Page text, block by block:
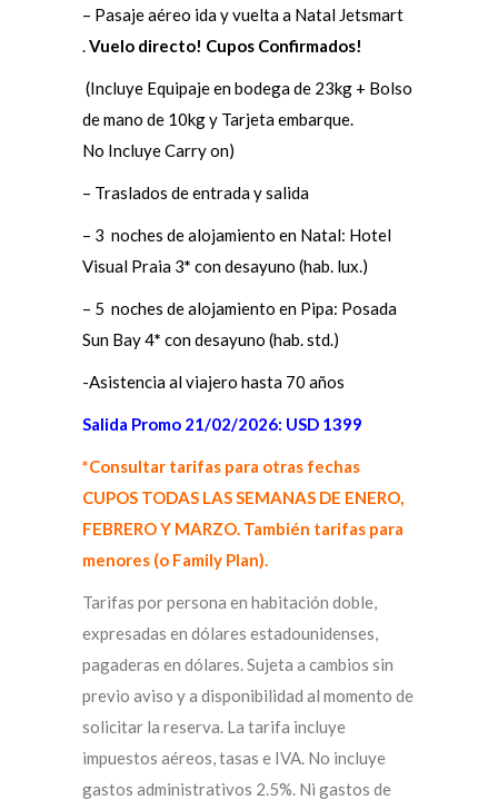
– Pasaje aéreo ida y vuelta a Natal Jetsmart
.Vuelo directo! Cupos Confirmados!
(Incluye Equipaje en bodega de 23kg + Bolso
de mano de 10kg y Tarjeta embarque.
No Incluye Carry on)
– Traslados de entrada y salida
– 3 noches de alojamiento en Natal: Hotel
Visual Praia 3* con desayuno (hab. lux.)
– 5 noches de alojamiento en Pipa: Posada
Sun Bay 4* con desayuno (hab. std.)
-Asistencia al viajero hasta 70 años
Salida Promo 21/02/2026: USD 1399
*Consultar tarifas para otras fechas
CUPOS TODAS LAS SEMANAS DE ENERO,
FEBRERO Y MARZO. También tarifas para
menores (o Family Plan).
Tarifas por persona en habitación doble,
expresadas en dólares estadounidenses,
pagaderas en dólares. Sujeta a cambios sin
previo aviso y a disponibilidad al momento de
solicitar la reserva. La tarifa incluye
impuestos aéreos, tasas e IVA. No incluye
gastos administrativos 2.5%. Ni gastos de